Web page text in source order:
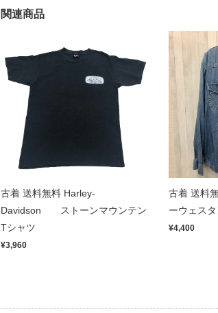
関連商品
古着 送料無料 Harley-
Davidson ストーンマウンテン
Tシャツ
¥3,960
古着 送料
ーウェス
¥4,400